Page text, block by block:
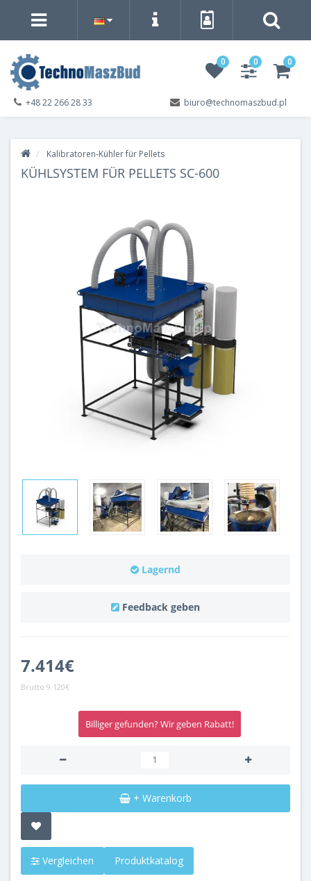
0 0 0
biuro@technomaszbud.pl
+48 22 266 28 33
Kalibratoren-Kühler für Pellets
KÜHLSYSTEM FÜR PELLETS SC-600
Lagernd
Feedback geben
7.414€
Brutto 9.120€
Billiger gefunden? Wir geben Rabatt!
+ Warenkorb
Vergleichen Produktkatalog